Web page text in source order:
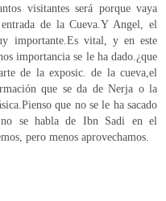
visitantes será porque vaya
de la Cueva.Y Angel, el
importante.Es vital, y en este
importancia se le ha dado.¿que
de la exposic. de la cueva,el
que se da de Nerja o la
que no se le ha sacado
no se habla de Ibn Sadi en el
pero menos aprovechamos.